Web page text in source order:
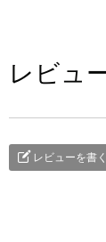
レビュ
レビューを書く